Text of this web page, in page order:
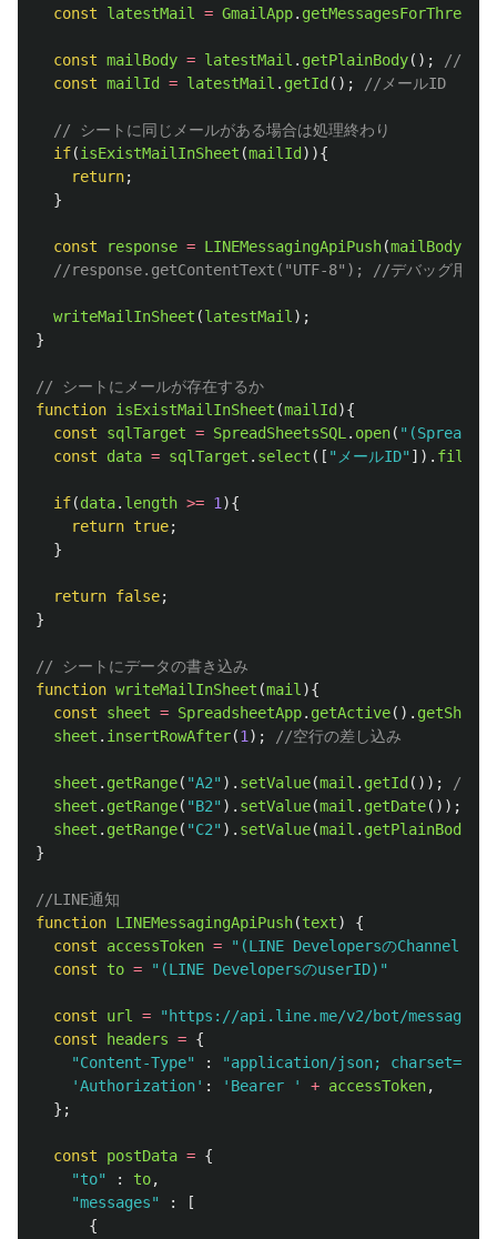
const
latestMail = GmailApp. getMessagesForThreads
const mailBody = latestMail . getPlainBody();
//メー
const mailId = latestMail . getId (); //メールID
// シートに同じメールがある場合は処理終わり
if(isExistMailInSheet (mailId )){
return;
}
const response = LINEMessagingApiPush(mailBody
//response.getContentText("UTF-8"); //デバッグ用、正
writeMailInSheet (latestMail );
}
// シートにメールが存在するか
function isExistMailInSheet (mailId ){
const
sqlTarget = SpreadSheetsSQL . open( "
const
data = sqlTarget . select ([ " メールID" ]). filter
if(data. length >= 1 ){
return true;
}
return false;
}
// シートにデータの書き込み
function writeMailInSheet (mail ){
const
sheet = SpreadsheetApp. getActive().
sheet . insertRowAfter(1 ); //空行の差し込み
sheet . getRange( "A2" ). setValue(mail . getId ());
//メ
sheet . getRange( "B2" ). setValue(mail . getDate());
sheet . getRange( "C2" ). setValue(mail . getPlainBody
}
//LINE通知
function LINEMessagingApiPush(text)
{
const
accessToken = " (LINE DevelopersのChannel
const
to = " (LINE DevelopersのuserID) "
const url = " https://api.line.me/v2/bot/message/
const
headers = {
"Content-Type" : "application/json;
'Authorization' : ' Bearer ' + accessToken,
};
const postData = {
"to" : to,
"messages" :
[
{